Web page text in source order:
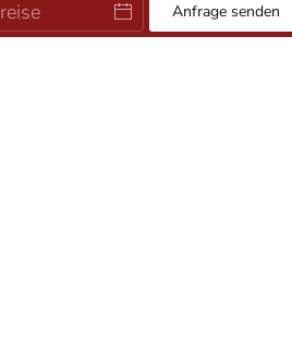
Anfrage senden